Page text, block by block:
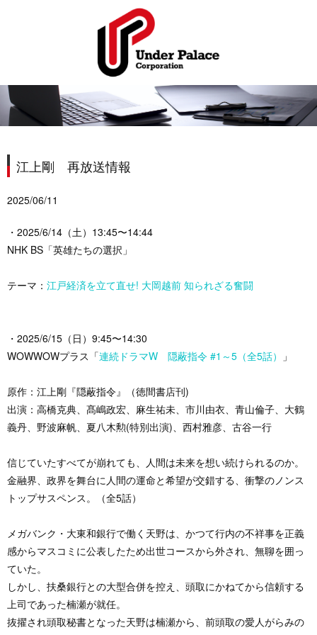
江上剛 再放送情報
2025/06/11
・2025/6/14（土）13:45〜14:44
NHK BS「英雄たちの選択」
テーマ： 江戸経済を立て直せ! 大岡越前 知られざる奮闘
・2025/6/15（日）9:45〜14:30
WOWWOWプラス「連続ドラマW 隠蔽指令 #1～5（全5話） 」
原作：江上剛『隠蔽指令』（徳間書店刊)
出演：高橋克典、髙嶋政宏、麻生祐未、市川由衣、青山倫子、大鶴
義丹、野波麻帆、夏八木勲(特別出演)、西村雅彦、古谷一行
信じていたすべてが崩れても、人間は未来を想い続けられるのか。
金融界、政界を舞台に人間の運命と希望が交錯する、衝撃のノンス
トップサスペンス。（全5話）
メガバンク・大東和銀行で働く天野は、かつて行内の不祥事を正義
感からマスコミに公表したため出世コースから外され、無聊を囲っ
ていた。
しかし、扶桑銀行との大型合併を控え、頭取にかねてから信頼する
上司であった楠瀬が就任。
抜擢され頭取秘書となった天野は楠瀬から、前頭取の愛人がらみの